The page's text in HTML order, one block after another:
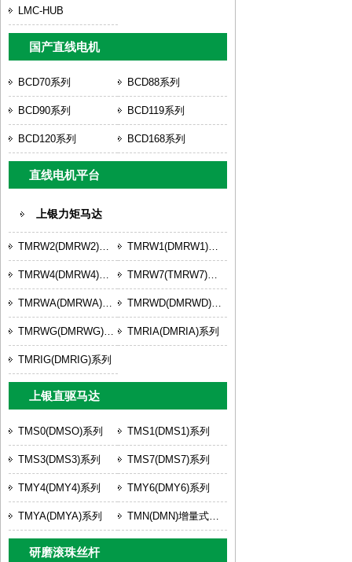
LMC-HUB
国产直线电机
BCD70系列 BCD88系列
BCD90系列 BCD119系列
BCD120系列 BCD168系列
直线电机平台
上银力矩马达
TMRW2(DMRW2)系列 TMRW1(DMRW1)系列
TMRW4(DMRW4)系列 TMRW7(TMRW7)系列
TMRWA(DMRWA)系列 TMRWD(DMRWD)系列
TMRWG(DMRWG)系列 TMRIA(DMRIA)系列
TMRIG(DMRIG)系列
上银直驱马达
TMS0(DMSO)系列 TMS1(DMS1)系列
TMS3(DMS3)系列 TMS7(DMS7)系列
TMY4(DMY4)系列 TMY6(DMY6)系列
TMYA(DMYA)系列 TMN(DMN)增量式系列
研磨滚珠丝杆